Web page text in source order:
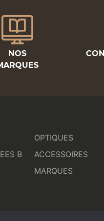
NOS
B
OPTIQUES
ACCESSOIRES
MARQUES